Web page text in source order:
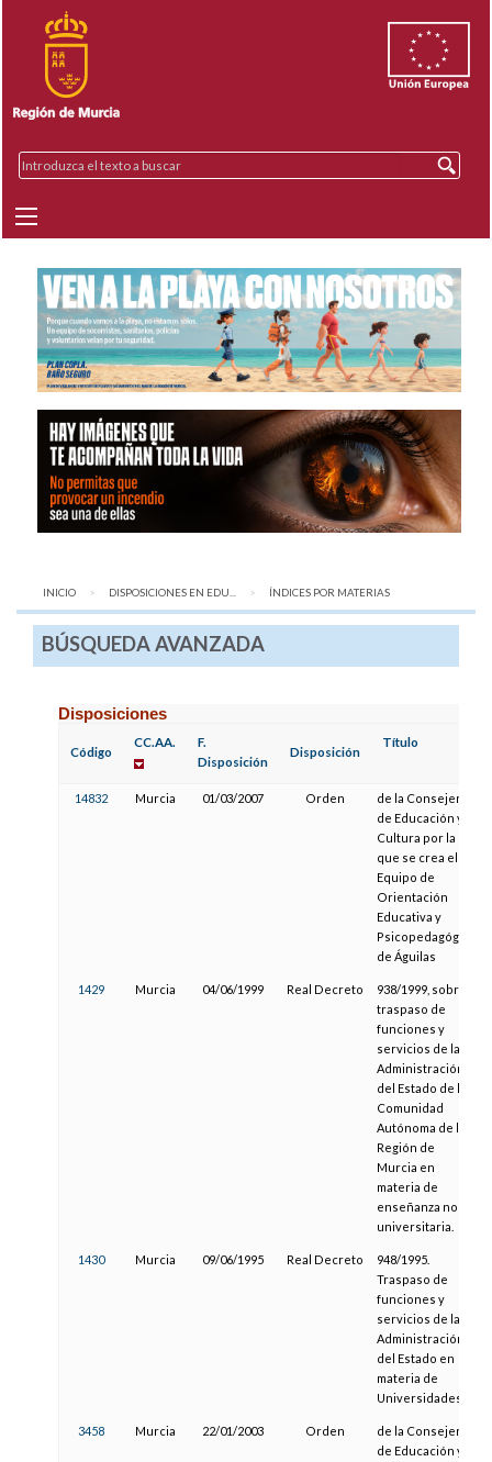
INICIO DISPOSICIONES EN EDU... AQUÍ:
ÍNDICES POR MATERIAS
BÚSQUEDA AVANZADA
Disposiciones
Código
CC.AA.
F.
Disposición
Disposición
Título
14832 Murcia 01/03/2007 Orden
de la Consejería
de Educación y
Cultura por la
que se crea el
Equipo de
Orientación
Educativa y
Psicopedagógica
de Águilas
1429 Murcia 04/06/1999 Real Decreto
938/1999, sobre
traspaso de
funciones y
servicios de la
Administración
del Estado de la
Comunidad
Autónoma de la
Región de
Murcia en
materia de
enseñanza no
universitaria.
1430 Murcia 09/06/1995 Real Decreto
948/1995.
Traspaso de
funciones y
servicios de la
Administración
del Estado en
materia de
Universidades.
3458 Murcia 22/01/2003 Orden
de la Consejería
de Educación y